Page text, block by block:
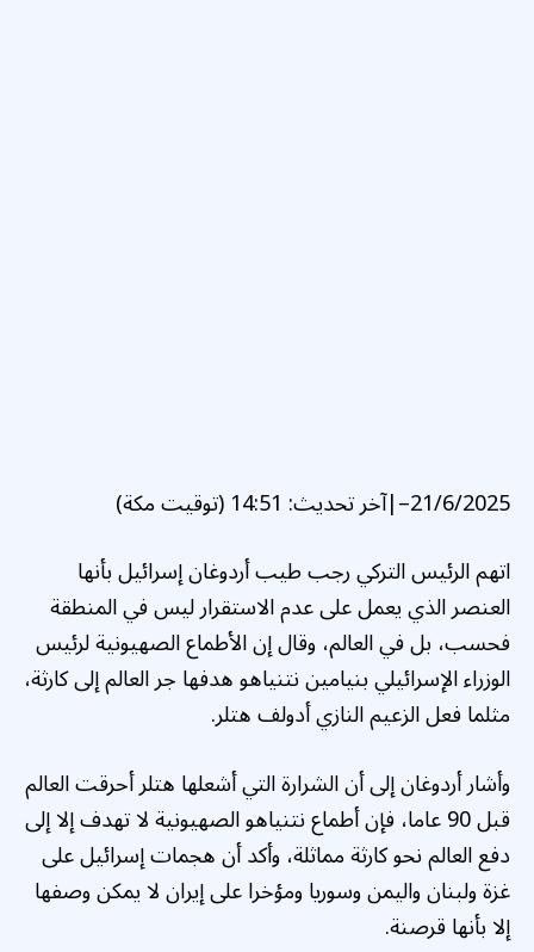
21/6/2025
–
|آخر تحديث: 14:51 (توقيت مكة)
اتهم الرئيس التركي رجب طيب أردوغان إسرائيل بأنها
العنصر الذي يعمل على عدم الاستقرار ليس في المنطقة
فحسب، بل في العالم، وقال إن الأطماع الصهيونية لرئيس
الوزراء الإسرائيلي بنيامين نتنياهو هدفها جر العالم إلى كارثة،
مثلما فعل الزعيم النازي أدولف هتلر.
وأشار أردوغان إلى أن الشرارة التي أشعلها هتلر أحرقت العالم
قبل 90 عاما، فإن أطماع نتنياهو الصهيونية لا تهدف إلا إلى
دفع العالم نحو كارثة مماثلة، وأكد أن هجمات إسرائيل على
غزة ولبنان واليمن وسوريا ومؤخرا على إيران لا يمكن وصفها
إلا بأنها قرصنة.